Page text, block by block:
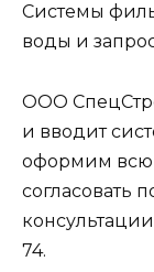
Системы
воды и
ООО
и вводит
оформим
согласовать
74.